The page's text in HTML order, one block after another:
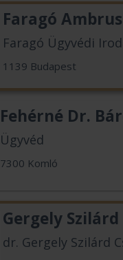
Faragó Ambrus
Faragó Ügyvédi
1139 Budapest
Fehérné Dr.
Ügyvéd
7300 Komló
Gergely Szilárd
dr. Gergely Szilárd